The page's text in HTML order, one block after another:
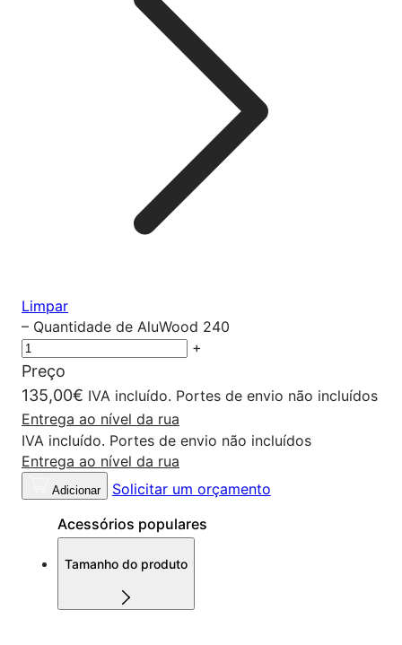
Limpar
– Quantidade de AluWood 240
+
Preço
135,00€ IVA incluído. Portes de envio não incluídos
Entrega ao nível da rua
IVA incluído. Portes de envio não incluídos
Entrega ao nível da rua
Adicionar
Solicitar um orçamento
Acessórios populares
Tamanho do produto